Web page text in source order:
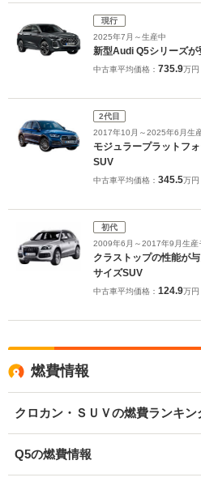
現行
2025年7月～生産中
新型Audi Q5シリーズが
中古車平均価格： 735.9万円
2代目
2017年10月～2025年6月生
モジュラープラットフ
SUV
中古車平均価格： 345.5万円
初代
2009年6月～2017年9月生産
クラストップの性能が
サイズSUV
中古車平均価格： 124.9万円
燃費情報
クロカン・ＳＵＶの燃費ランキン
Q5の燃費情報